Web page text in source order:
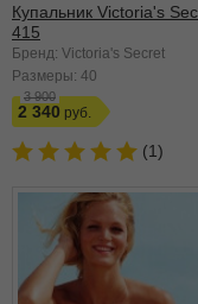
Купальник Victoria's
415
Бренд: Victoria's Secret
Размеры: 40
3 900
2 340
(1)